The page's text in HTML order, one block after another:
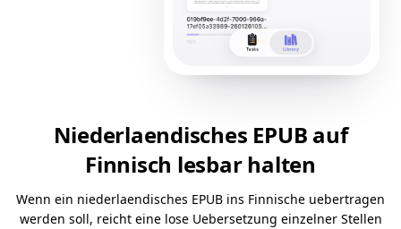
Niederlaendisches EPUB auf
Finnisch lesbar halten
Wenn ein niederlaendisches EPUB ins Finnische uebertragen
werden soll, reicht eine lose Uebersetzung einzelner Stellen